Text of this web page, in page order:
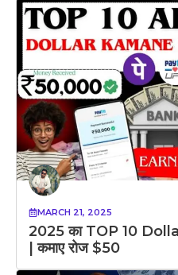
MARCH 21, 2025
2025 का TOP 10
| कमाए रोज $50